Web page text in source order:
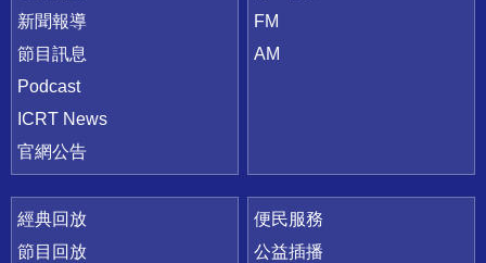
新聞報導
節目訊息
Podcast
ICRT News
官網公告
FM
AM
經典回放
節目回放
便民服務
公益插播